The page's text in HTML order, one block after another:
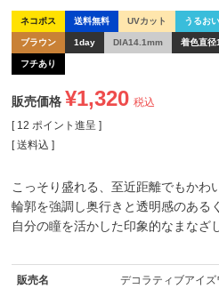
ネコポス 送料無料 UVカット うるお
ブラウン 1day DIA14.1mm 着色直径
フチあり
販売価格 ¥1,320 税込
[ 12 ポイント進呈 ]
送料込
こっそり盛れる、至近距離でもかわ
輪郭を強調し奥行きと透明感のある
自分の瞳を活かした印象的なまなざ
販売名 デコラティブアイズ